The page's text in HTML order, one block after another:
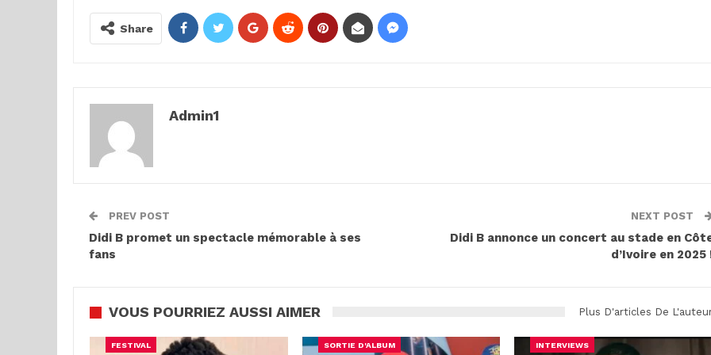
Share
Admin1
PREV POST
Didi B promet un spectacle mémorable à ses
fans
NEXT POST
Didi B annonce un concert au stade en
d’Ivoire en 2025
VOUS POURRIEZ AUSSI AIMER Plus D'articles De
FESTIVAL SORTIE D'ALBUM INTERVIEWS